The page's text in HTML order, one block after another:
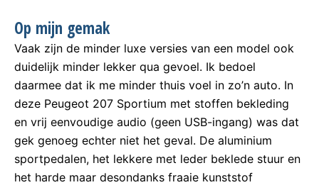
Op mijn gemak
Vaak zijn de minder luxe versies van een model ook
duidelijk minder lekker qua gevoel. Ik bedoel
daarmee dat ik me minder thuis voel in zo’n auto. In
deze Peugeot 207 Sportium met stoffen bekleding
en vrij eenvoudige audio (geen USB-ingang) was dat
gek genoeg echter niet het geval. De aluminium
sportpedalen, het lekkere met leder beklede stuur en
het harde maar desondanks fraaie kunststof